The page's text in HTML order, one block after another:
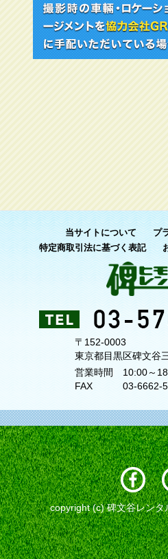
当サイトについて
プ
特定商取引法に基づく表記
〒152-0003
東京都目黒区碑文谷
営業時間
10:00～
FAX
03-6662-
copyright (c) 碑文谷レン